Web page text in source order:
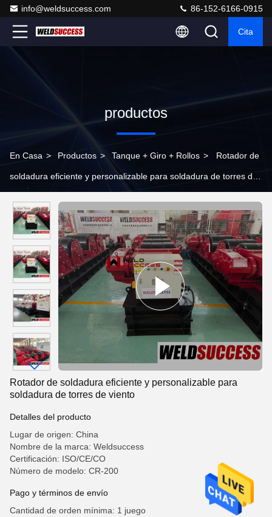
info@weldsuccess.com 86-152-6166-0915
Cita
productos
En Casa > Productos > Tanque + Giro + Rollos > Rotador de
soldadura eficiente y personalizable para soldadura de torres de
Rotador de soldadura eficiente y personalizable para
soldadura de torres de viento
Detalles del producto
Lugar de origen: China
Nombre de la marca: Weldsuccess
Certificación: ISO/CE/CO
Número de modelo: CR-200
Pago y términos de envío
Cantidad de orden mínima: 1 juego